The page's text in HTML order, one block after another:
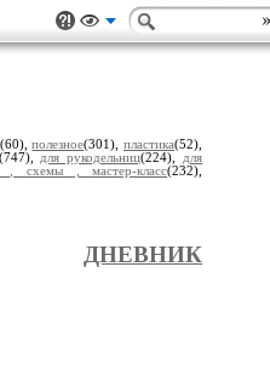
(60),полезное(301), пластика(52),
для рукодельниц(224), для
, схемы , мастер-класс(232),
ДНЕВНИК